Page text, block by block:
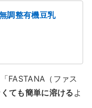
調整有機豆乳
FASTANA（ファス
ても簡単に溶ける よ